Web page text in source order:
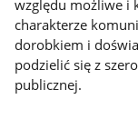
względu możliwe i
charakterze
dorobkiem i
podzielić się z
publicznej.